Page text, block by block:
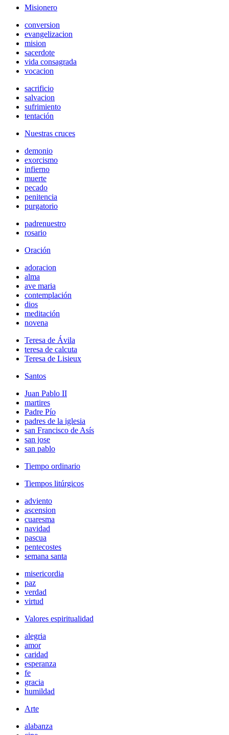
Misionero
conversion
evangelizacion
mision
sacerdote
vida consagrada
vocacion
sacrificio
salvacion
sufrimiento
tentación
Nuestras cruces
demonio
exorcismo
infierno
muerte
pecado
penitencia
purgatorio
padrenuestro
rosario
Oración
adoracion
alma
ave maria
contemplación
dios
meditación
novena
Teresa de Ávila
teresa de calcuta
Teresa de Lisieux
Santos
Juan Pablo II
martires
Padre Pío
padres de la iglesia
san Francisco de Asís
san jose
san pablo
Tiempo ordinario
Tiempos litúrgicos
adviento
ascension
cuaresma
navidad
pascua
pentecostes
semana santa
misericordia
paz
verdad
virtud
Valores espiritualidad
alegria
amor
caridad
esperanza
fe
gracia
humildad
Arte
alabanza